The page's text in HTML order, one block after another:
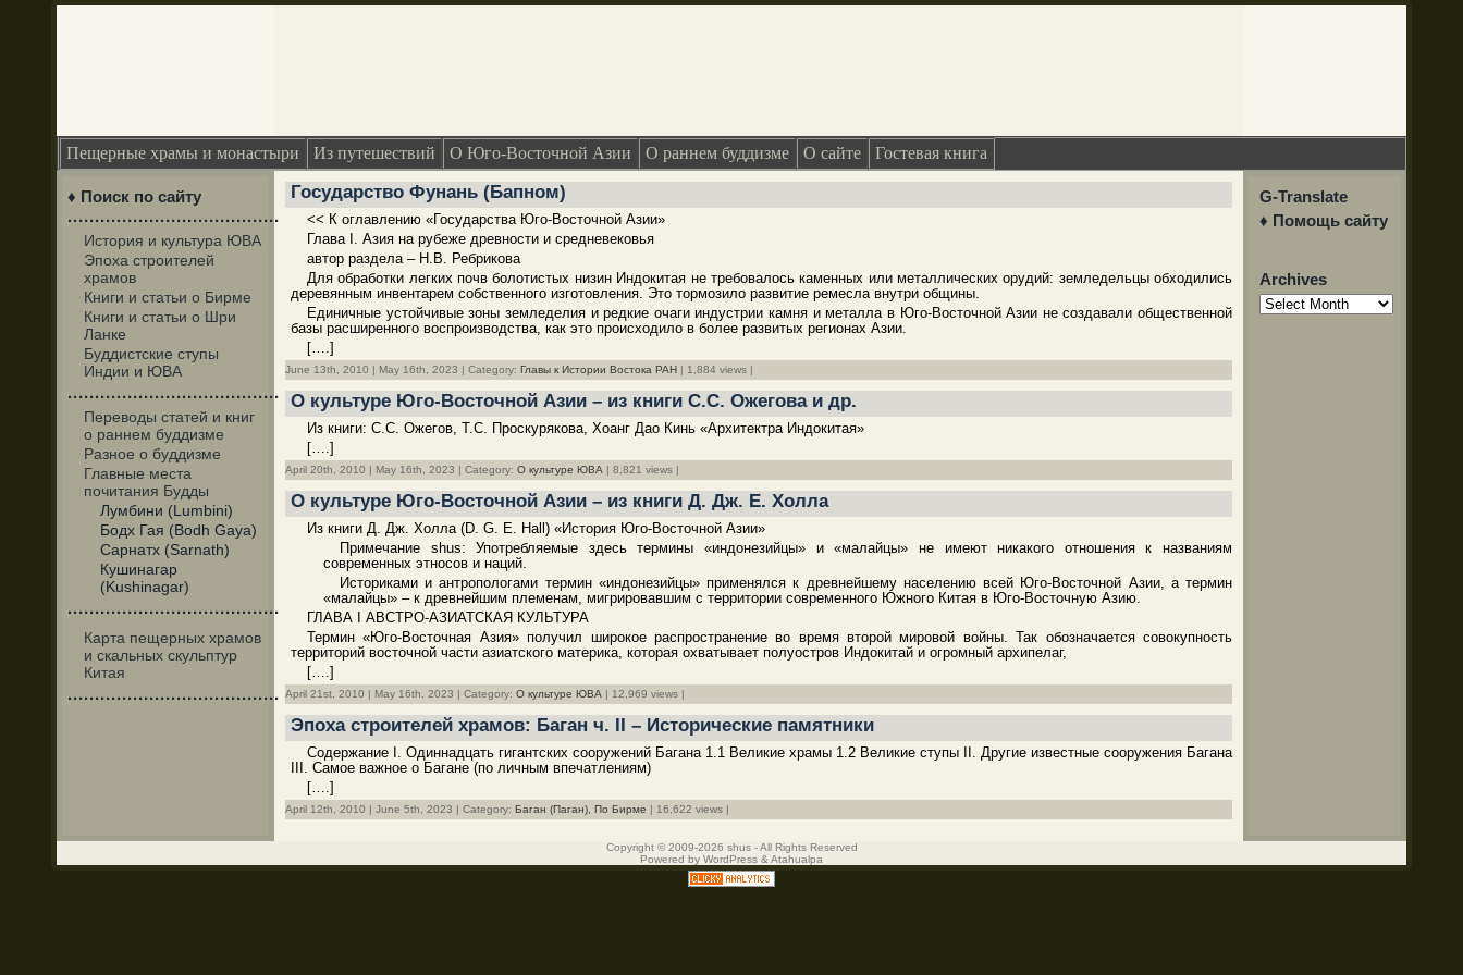
Пещерные храмы и монастыри Из путешествий О Юго-Восточной Азии О раннем буддизме О сайте Гостевая книга
♦ Поиск по сайту
·······································
История и культура ЮВА
Эпоха строителей
храмов
Книги и статьи о Бирме
Книги и статьи о Шри
Ланке
Буддистские ступы
Индии и ЮВА
·······································
Переводы статей и книг
о раннем буддизме
Разное о буддизме
Главные места
почитания Будды
Лумбини (Lumbini)
Бодх Гая (Bodh Gaya)
Сарнатх (Sarnath)
Кушинагар
(Kushinagar)
·······································
Карта пещерных храмов
и скальных скульптур
Китая
·······································
Государство Фунань (Бапном)
<< К оглавлению «Государства Юго-Восточной Азии»
Глава I. Азия на рубеже древности и средневековья
автор раздела – Н.В. Ребрикова
Для обработки легких почв болотистых низин Индокитая не требовалось каменных или металлических орудий: земледельцы обходились
деревянным инвентарем собственного изготовления. Это тормозило развитие ремесла внутри общины.
Единичные устойчивые зоны земледелия и редкие очаги индустрии камня и металла в Юго-Восточной Азии не создавали общественной
базы расширенного воспроизводства, как это происходило в более развитых регионах Азии.
[….]
June 13th, 2010 | May 16th, 2023 | Category: Главы к Истории Востока РАН | 1,884 views |
О культуре Юго-Восточной Азии – из книги С.С. Ожегова и др.
Из книги: С.С. Ожегов, Т.С. Проскурякова, Хоанг Дао Кинь «Архитектра Индокитая»
[….]
April 20th, 2010 | May 16th, 2023 | Category: О культуре ЮВА | 8,821 views |
О культуре Юго-Восточной Азии – из книги Д. Дж. Е. Холла
Из книги Д. Дж. Холла (D. G. E. Hall) «История Юго-Восточной Азии»
Примечание shus: Употребляемые здесь термины «индонезийцы» и «малайцы» не имеют никакого отношения к названиям
современных этносов и наций.
Историками и антропологами термин «индонезийцы» применялся к древнейшему населению всей Юго-Восточной Азии, а термин
«малайцы» – к древнейшим племенам, мигрировавшим с территории современного Южного Китая в Юго-Восточную Азию.
ГЛАВА I АВСТРО-АЗИАТСКАЯ КУЛЬТУРА
Термин «Юго-Восточная Азия» получил широкое распространение во время второй мировой войны. Так обозначается совокупность
территорий восточной части азиатского материка, которая охватывает полуостров Индокитай и огром­ный архипелаг,
[….]
April 21st, 2010 | May 16th, 2023 | Category: О культуре ЮВА | 12,969 views |
Эпоха строителей храмов: Баган ч. II – Исторические памятники
Содержание I. Одиннадцать гигантских сооружений Багана 1.1 Великие храмы 1.2 Великие ступы II. Другие известные сооружения Багана
III. Самое важное о Багане (по личным впечатлениям)
[….]
April 12th, 2010 | June 5th, 2023 | Category: Баган (Паган), По Бирме | 16,622 views |
G-Translate
♦ Помощь сайту
Archives
Archives
Copyright © 2009-2026 shus - All Rights Reserved
Powered by WordPress & Atahualpa